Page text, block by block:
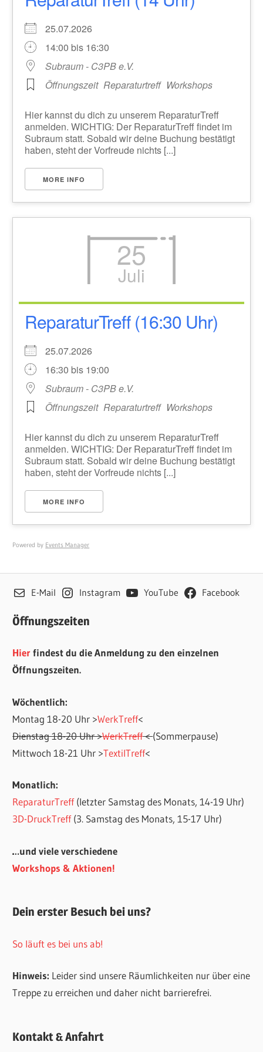
25.07.2026
14:00 bis 16:30
Subraum - C3PB e.V.
Öffnungszeit Reparaturtreff Workshops
Hier kannst du dich zu unserem ReparaturTreff
anmelden. WICHTIG: Der ReparaturTreff findet im
Subraum statt. Sobald wir deine Buchung bestätigt
haben, steht der Vorfreude nichts [...]
MORE INFO
25
Juli
ReparaturTreff (16:30 Uhr)
25.07.2026
16:30 bis 19:00
Subraum - C3PB e.V.
Öffnungszeit Reparaturtreff Workshops
Hier kannst du dich zu unserem ReparaturTreff
anmelden. WICHTIG: Der ReparaturTreff findet im
Subraum statt. Sobald wir deine Buchung bestätigt
haben, steht der Vorfreude nichts [...]
MORE INFO
Powered by Events Manager
E-Mail Instagram YouTube Facebook
Öffnungszeiten
Hierfindest du die Anmeldung zu den einzelnen
Öffnungszeiten.
Wöchentlich:
Montag 18-20 Uhr >WerkTreff<
Dienstag 18-20 Uhr >WerkTreff<(Sommerpause)
Mittwoch 18-21 Uhr >TextilTreff<
Monatlich:
ReparaturTreff(letzter Samstag des Monats, 14-19 Uhr)
3D-DruckTreff(3. Samstag des Monats, 15-17 Uhr)
…und viele verschiedene
Workshops & Aktionen!
Dein erster Besuch bei uns?
So läuft es bei uns ab!
Hinweis: Leider sind unsere Räumlichkeiten nur über eine
Treppe zu erreichen und daher nicht barrierefrei.
Kontakt & Anfahrt